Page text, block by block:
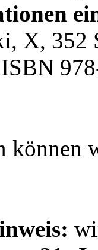
X, 352
können